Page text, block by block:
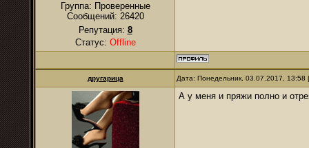
Группа: Проверенные
Сообщений: 26420
Репутация: 8
Статус: Offline
другарица Дата: Понедельник, 03.07.2017,
А у меня и пряжи полно и